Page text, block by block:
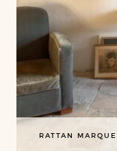
RATTAN